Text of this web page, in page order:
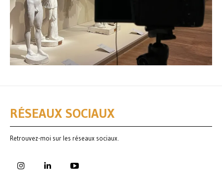
RÉSEAUX SOCIAUX
Retrouvez-moi sur les réseaux sociaux.